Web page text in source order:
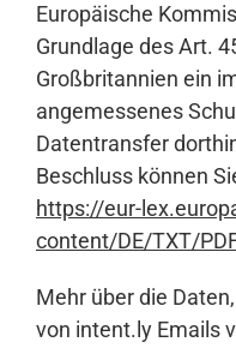
Europäische
Grundlage des Art.
Großbritannien ein
angemessenes
Datentransfer
Beschluss können
https://eur-
content/DE/TXT/
Mehr über die
von intent.ly Emails